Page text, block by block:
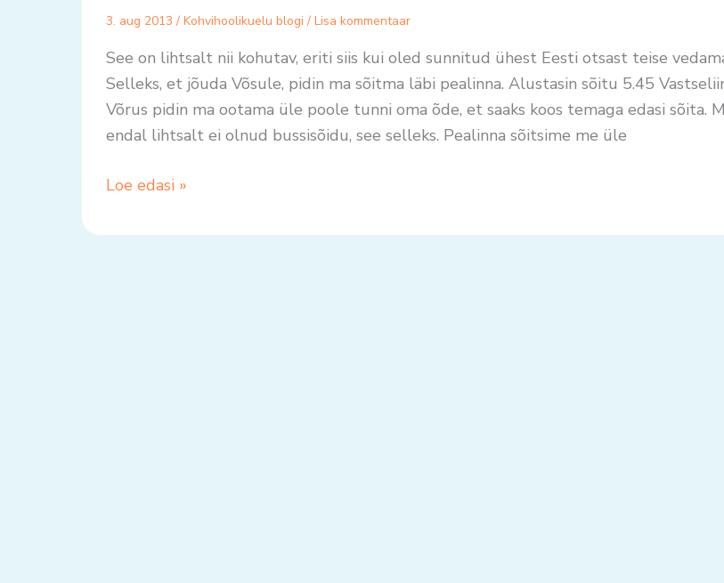
3. aug 2013 / Kohvihoolikuelu blogi / Lisa kommentaar
See on lihtsalt nii kohutav, eriti siis kui oled sunnitud ühest Eesti otsast teise
Selleks, et jõuda Võsule, pidin ma sõitma läbi pealinna. Alustasin sõitu 5.45
Võrus pidin ma ootama üle poole tunni oma õde, et saaks koos temaga edasi sõita.
endal lihtsalt ei olnud bussisõidu, see selleks. Pealinna sõitsime me üle
enam
KUNAGI
raseduse
ajal
bussiga.
Loe edasi »